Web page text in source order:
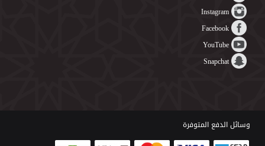
Instagram
Facebook
YouTube
Snapchat
وسائل الدفع المتوفرة